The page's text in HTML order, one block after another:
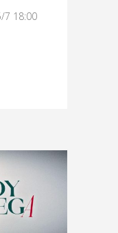
7 18:00